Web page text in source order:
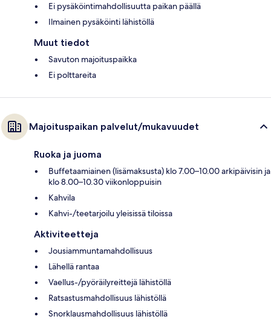
Ei pysäköintimahdollisuutta paikan päällä
Ilmainen pysäköinti lähistöllä
Muut tiedot
Savuton majoituspaikka
Ei polttareita
Majoituspaikan palvelut/mukavuudet
Ruoka ja juoma
Buffetaamiainen (lisämaksusta) klo 7.00–10.00 arkipäivisin ja
klo 8.00–10.30 viikonloppuisin
Kahvila
Kahvi-/teetarjoilu yleisissä tiloissa
Aktiviteetteja
Jousiammuntamahdollisuus
Lähellä rantaa
Vaellus-/pyöräilyreittejä lähistöllä
Ratsastusmahdollisuus lähistöllä
Snorklausmahdollisuus lähistöllä